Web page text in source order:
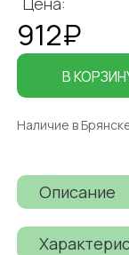
912₽
В
Наличие в
Описание